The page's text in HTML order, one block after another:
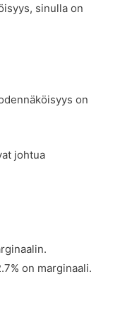
sinulla on
on
johtua
on marginaali.